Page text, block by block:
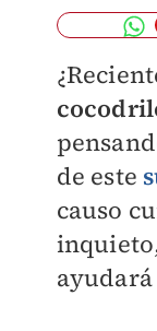
de este
causo